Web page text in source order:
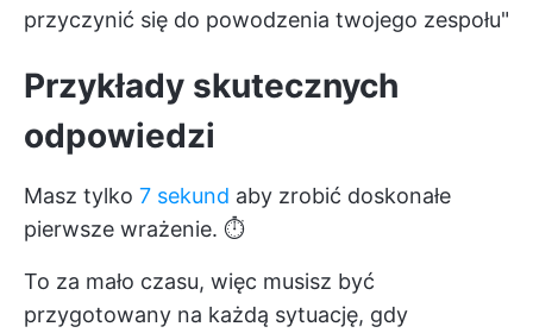
przyczynić się do powodzenia twojego zespołu"
Przykłady skutecznych
odpowiedzi
Masz tylko 7 sekund aby zrobić doskonałe
pierwsze wrażenie. ⏱️
To za mało czasu, więc musisz być
przygotowany na każdą sytuację, gdy